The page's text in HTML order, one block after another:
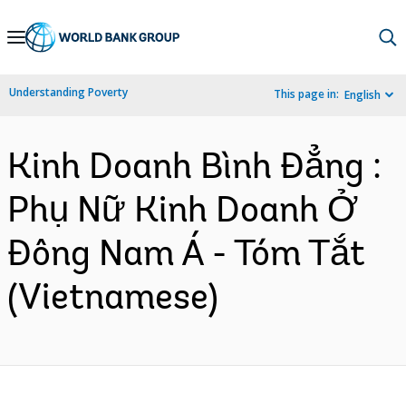
Skip
Navigation
Understanding Poverty This page in: English
Kinh Doanh Bình Đẳng :
Phụ Nữ Kinh Doanh Ở
Đông Nam Á - Tóm Tắt
(Vietnamese)